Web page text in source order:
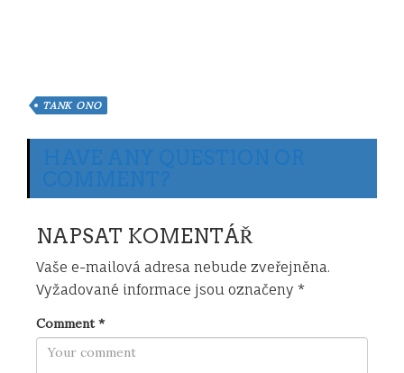
TANK ONO
NAPSAT KOMENTÁŘ
Vaše e-mailová adresa nebude zveřejněna.
Vyžadované informace jsou označeny *
Comment*